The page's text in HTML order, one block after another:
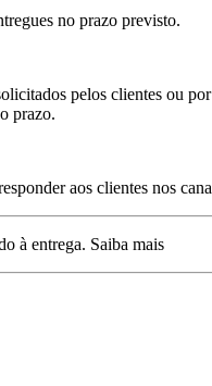
no prazo previsto.
pelos clientes ou
prazo.
aos clientes nos
à entrega. Saiba mais